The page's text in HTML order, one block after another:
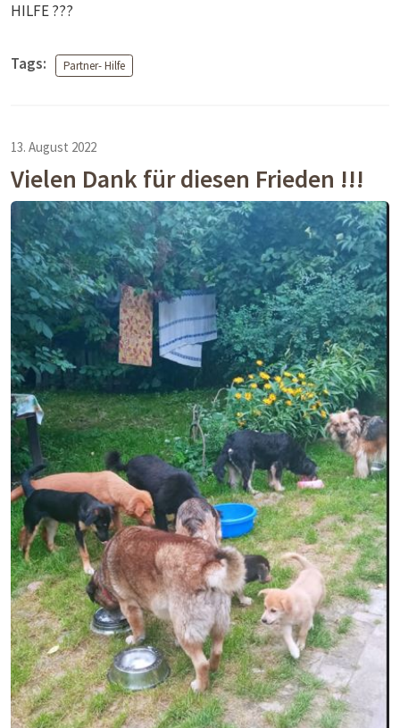
HILFE ???
Tags: Partner- Hilfe
13. August 2022
Vielen Dank für diesen Frieden !!!